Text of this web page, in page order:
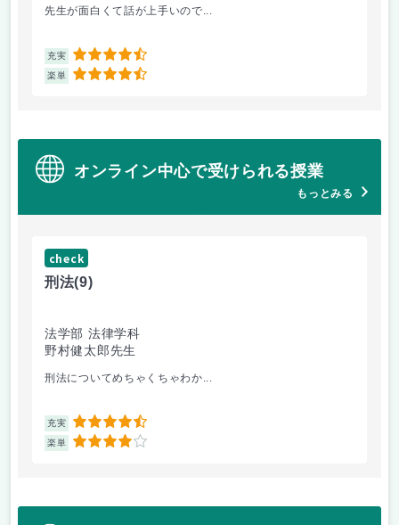
先生が面白くて話が上手いので...
充実 4.5
楽単 4.5
オンライン中心で受けられる授業
もっとみる
check
刑法(9)
法学部 法律学科
野村健太郎先生
刑法についてめちゃくちゃわか...
充実 4.5
楽単 4